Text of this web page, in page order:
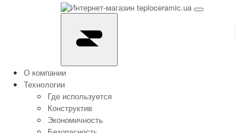
О компании
Технологии
Где используется
Конструктив
Экономичность